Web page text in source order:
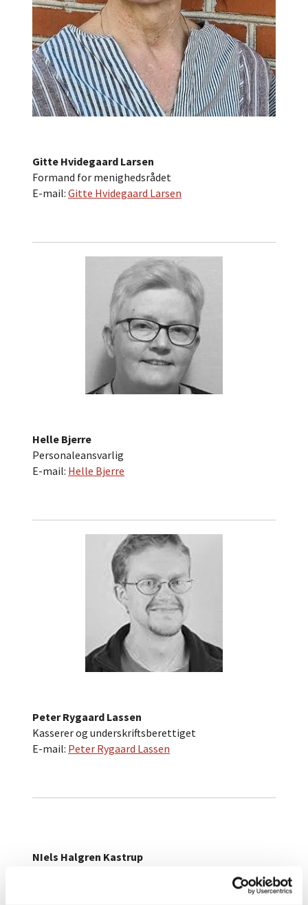
Gitte Hvidegaard Larsen
Formand for menighedsrådet
E-mail: Gitte Hvidegaard Larsen
Helle Bjerre
Personaleansvarlig
E-mail: Helle Bjerre
Peter Rygaard Lassen
Kasserer og underskriftsberettiget
E-mail: Peter Rygaard Lassen
NIels Halgren Kastrup